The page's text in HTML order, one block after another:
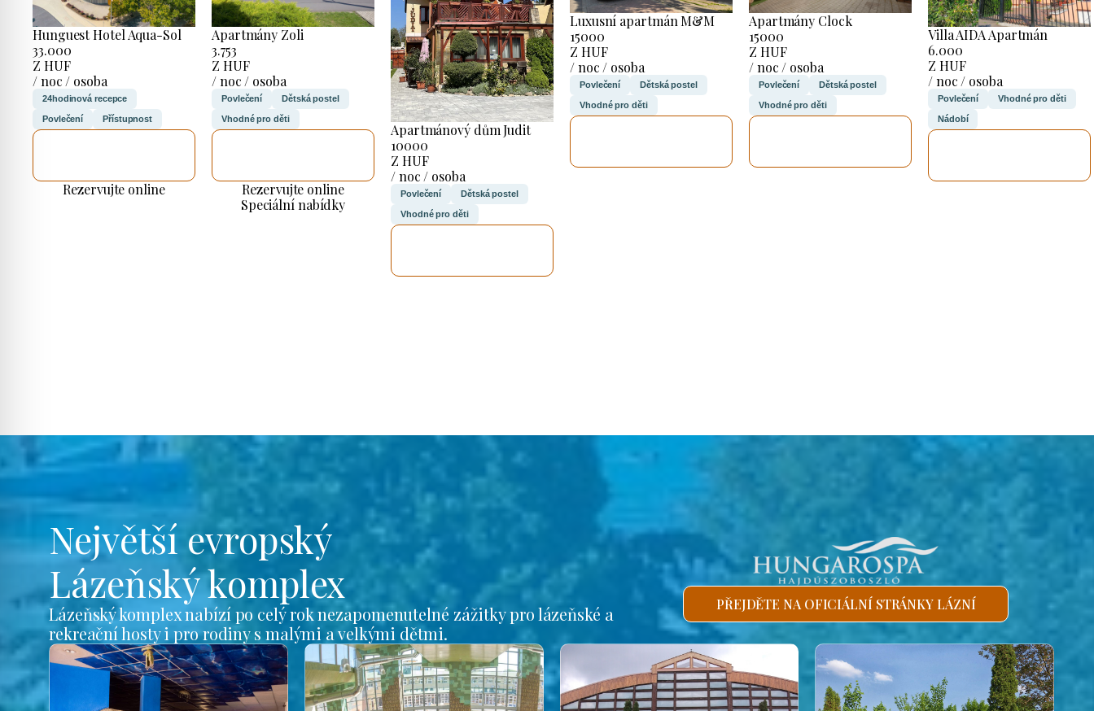
Hunguest Hotel Aqua-Sol
33.000
Z HUF
/ noc / osoba
24hodinová recepce
Povlečení Přístupnost
Rezervujte online
Apartmány Zoli
3.753
Z HUF
/ noc / osoba
Povlečení Dětská postel
Vhodné pro děti
Rezervujte online
Speciální nabídky
Apartmánový dům Judit
10000
Z HUF
/ noc / osoba
Povlečení Dětská postel
Vhodné pro děti
Luxusní apartmán M&M
15000
Z HUF
/ noc / osoba
Povlečení Dětská postel
Vhodné pro děti
Apartmány Clock
15000
Z HUF
/ noc / osoba
Povlečení Dětská postel
Vhodné pro děti
Villa AIDA Apartmán
6.000
Z HUF
/ noc / osoba
Povlečení Vhodné pro děti
Nádobí
Největší evropský
Lázeňský komplex
Lázeňský komplex nabízí po celý rok nezapomenutelné zážitky pro lázeňské a
rekreační hosty i pro rodiny s malými a velkými dětmi.
PŘEJDĚTE NA OFICIÁLNÍ STRÁNKY LÁZNÍ